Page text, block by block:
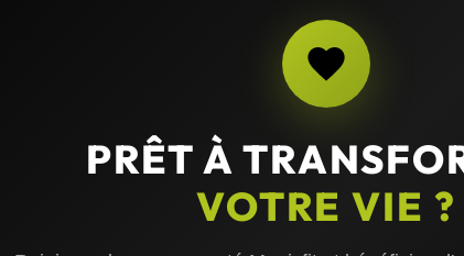
PRÊT À
VOTRE VIE ?